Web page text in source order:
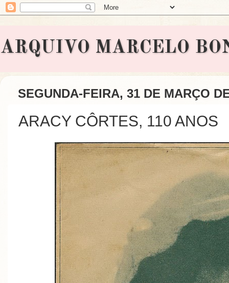
ARQUIVO MARCELO
SEGUNDA-FEIRA, 31 DE MARÇO
ARACY CÔRTES, 110 ANOS